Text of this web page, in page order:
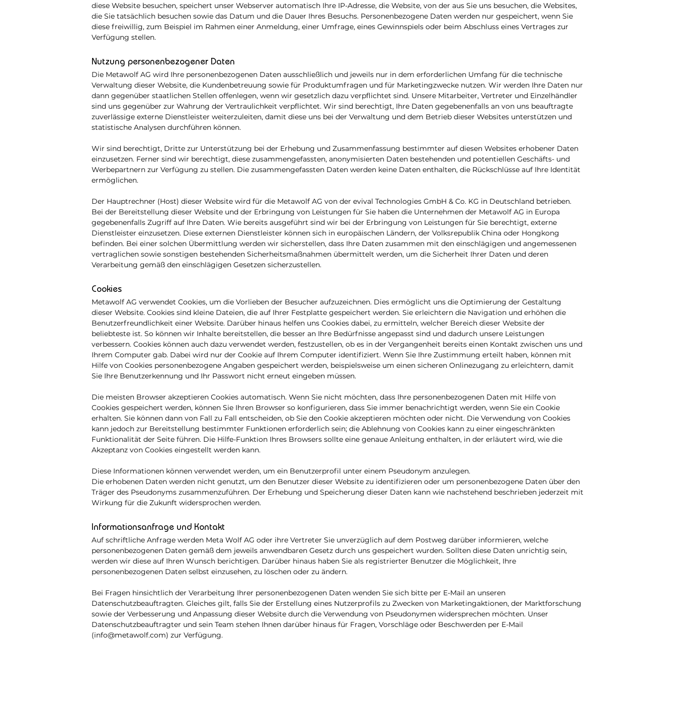
diese Website besuchen, speichert unser Webserver automatisch Ihre IP-Adresse, die Website, von der aus Sie uns besuchen, die Websites,
die Sie tatsächlich besuchen sowie das Datum und die Dauer Ihres Besuchs. Personenbezogene Daten werden nur gespeichert, wenn Sie
diese freiwillig, zum Beispiel im Rahmen einer Anmeldung, einer Umfrage, eines Gewinnspiels oder beim Abschluss eines Vertrages zur
Verfügung stellen.
Nutzung personenbezogener Daten
Die Metawolf AG wird Ihre personenbezogenen Daten ausschließlich und jeweils nur in dem erforderlichen Umfang für die technische
Verwaltung dieser Website, die Kundenbetreuung sowie für Produktumfragen und für Marketingzwecke nutzen. Wir werden Ihre Daten nur
dann gegenüber staatlichen Stellen offenlegen, wenn wir gesetzlich dazu verpflichtet sind. Unsere Mitarbeiter, Vertreter und Einzelhändler
sind uns gegenüber zur Wahrung der Vertraulichkeit verpflichtet. Wir sind berechtigt, Ihre Daten gegebenenfalls an von uns beauftragte
zuverlässige externe Dienstleister weiterzuleiten, damit diese uns bei der Verwaltung und dem Betrieb dieser Websites unterstützen und
statistische Analysen durchführen können.
Wir sind berechtigt, Dritte zur Unterstützung bei der Erhebung und Zusammenfassung bestimmter auf diesen Websites erhobener Daten
einzusetzen. Ferner sind wir berechtigt, diese zusammengefassten, anonymisierten Daten bestehenden und potentiellen Geschäfts- und
Werbepartnern zur Verfügung zu stellen. Die zusammengefassten Daten werden keine Daten enthalten, die Rückschlüsse auf Ihre Identität
ermöglichen.
Der Hauptrechner (Host) dieser Website wird für die Metawolf AG von der evival Technologies GmbH & Co. KG in Deutschland betrieben.
Bei der Bereitstellung dieser Website und der Erbringung von Leistungen für Sie haben die Unternehmen der Metawolf AG in Europa
gegebenenfalls Zugriff auf Ihre Daten. Wie bereits ausgeführt sind wir bei der Erbringung von Leistungen für Sie berechtigt, externe
Dienstleister einzusetzen. Diese externen Dienstleister können sich in europäischen Ländern, der Volksrepublik China oder Hongkong
befinden. Bei einer solchen Übermittlung werden wir sicherstellen, dass Ihre Daten zusammen mit den einschlägigen und angemessenen
vertraglichen sowie sonstigen bestehenden Sicherheitsmaßnahmen übermittelt werden, um die Sicherheit Ihrer Daten und deren
Verarbeitung gemäß den einschlägigen Gesetzen sicherzustellen.
Cookies
Metawolf AG verwendet Cookies, um die Vorlieben der Besucher aufzuzeichnen. Dies ermöglicht uns die Optimierung der Gestaltung
dieser Website. Cookies sind kleine Dateien, die auf Ihrer Festplatte gespeichert werden. Sie erleichtern die Navigation und erhöhen die
Benutzerfreundlichkeit einer Website. Darüber hinaus helfen uns Cookies dabei, zu ermitteln, welcher Bereich dieser Website der
beliebteste ist. So können wir Inhalte bereitstellen, die besser an Ihre Bedürfnisse angepasst sind und dadurch unsere Leistungen
verbessern. Cookies können auch dazu verwendet werden, festzustellen, ob es in der Vergangenheit bereits einen Kontakt zwischen uns und
Ihrem Computer gab. Dabei wird nur der Cookie auf Ihrem Computer identifiziert. Wenn Sie Ihre Zustimmung erteilt haben, können mit
Hilfe von Cookies personenbezogene Angaben gespeichert werden, beispielsweise um einen sicheren Onlinezugang zu erleichtern, damit
Sie Ihre Benutzerkennung und Ihr Passwort nicht erneut eingeben müssen.
Die meisten Browser akzeptieren Cookies automatisch. Wenn Sie nicht möchten, dass Ihre personenbezogenen Daten mit Hilfe von
Cookies gespeichert werden, können Sie Ihren Browser so konfigurieren, dass Sie immer benachrichtigt werden, wenn Sie ein Cookie
erhalten. Sie können dann von Fall zu Fall entscheiden, ob Sie den Cookie akzeptieren möchten oder nicht. Die Verwendung von Cookies
kann jedoch zur Bereitstellung bestimmter Funktionen erforderlich sein; die Ablehnung von Cookies kann zu einer eingeschränkten
Funktionalität der Seite führen. Die Hilfe-Funktion Ihres Browsers sollte eine genaue Anleitung enthalten, in der erläutert wird, wie die
Akzeptanz von Cookies eingestellt werden kann.
Diese Informationen können verwendet werden, um ein Benutzerprofil unter einem Pseudonym anzulegen.
Die erhobenen Daten werden nicht genutzt, um den Benutzer dieser Website zu identifizieren oder um personenbezogene Daten über den
Träger des Pseudonyms zusammenzuführen. Der Erhebung und Speicherung dieser Daten kann wie nachstehend beschrieben jederzeit mit
Wirkung für die Zukunft widersprochen werden.
Informationsanfrage und Kontakt
Auf schriftliche Anfrage werden Meta Wolf AG oder ihre Vertreter Sie unverzüglich auf dem Postweg darüber informieren, welche
personenbezogenen Daten gemäß dem jeweils anwendbaren Gesetz durch uns gespeichert wurden. Sollten diese Daten unrichtig sein,
werden wir diese auf Ihren Wunsch berichtigen. Darüber hinaus haben Sie als registrierter Benutzer die Möglichkeit, Ihre
personenbezogenen Daten selbst einzusehen, zu löschen oder zu ändern.
Bei Fragen hinsichtlich der Verarbeitung Ihrer personenbezogenen Daten wenden Sie sich bitte per E-Mail an unseren
Datenschutzbeauftragten. Gleiches gilt, falls Sie der Erstellung eines Nutzerprofils zu Zwecken von Marketingaktionen, der Marktforschung
sowie der Verbesserung und Anpassung dieser Website durch die Verwendung von Pseudonymen widersprechen möchten. Unser
Datenschutzbeauftragter und sein Team stehen Ihnen darüber hinaus für Fragen, Vorschläge oder Beschwerden per E-Mail
(info@metawolf.com) zur Verfügung.